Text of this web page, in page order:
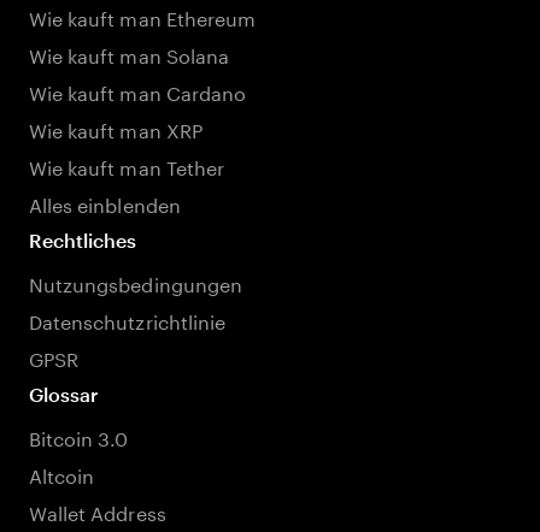
Wie kauft man Ethereum
Wie kauft man Solana
Wie kauft man Cardano
Wie kauft man XRP
Wie kauft man Tether
Alles einblenden
Rechtliches
Nutzungsbedingungen
Datenschutzrichtlinie
GPSR
Glossar
Bitcoin 3.0
Altcoin
Wallet Address